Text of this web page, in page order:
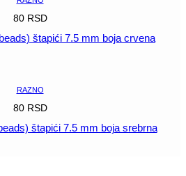
80 RSD
štapići 7.5 mm boja crvena
RAZNO
80 RSD
štapići 7.5 mm boja srebrna